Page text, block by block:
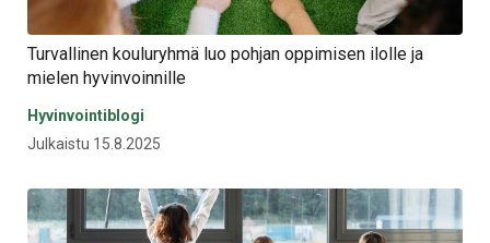
Turvallinen kouluryhmä luo pohjan oppimisen ilolle ja
mielen hyvinvoinnille
Hyvinvointiblogi
Julkaistu 15.8.2025